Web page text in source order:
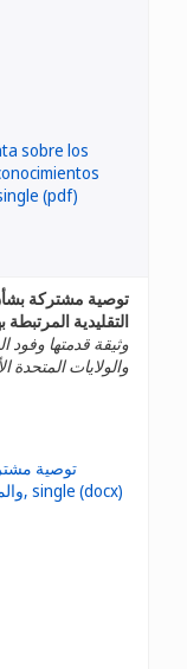
توصية مشتركة
التقليدية المرتبطة
وثيقة قدمتها وفود
والولايات المتحدة